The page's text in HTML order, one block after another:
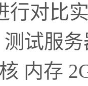
行对比
试服
内存